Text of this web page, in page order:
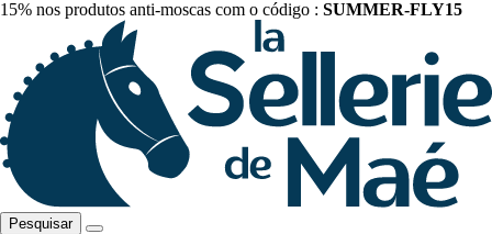
15% nos produtos anti-moscas com o código : SUMMER-FLY15
Pesquisar